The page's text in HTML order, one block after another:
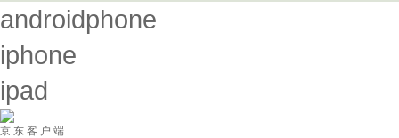
androidphone
iphone
ipad
京 东 客 户 端